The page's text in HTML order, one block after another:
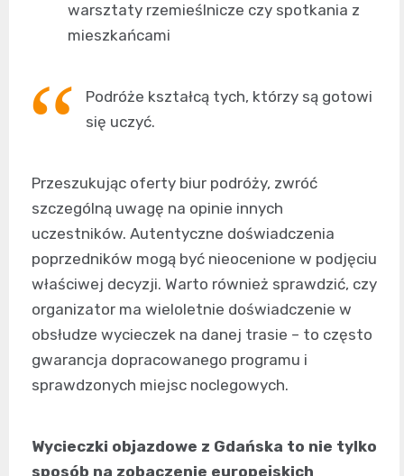
warsztaty rzemieślnicze czy spotkania z
mieszkańcami
Podróże kształcą tych, którzy są gotowi
się uczyć.
Przeszukując oferty biur podróży, zwróć
szczególną uwagę na opinie innych
uczestników. Autentyczne doświadczenia
poprzedników mogą być nieocenione w podjęciu
właściwej decyzji. Warto również sprawdzić, czy
organizator ma wieloletnie doświadczenie w
obsłudze wycieczek na danej trasie – to często
gwarancja dopracowanego programu i
sprawdzonych miejsc noclegowych.
Wycieczki objazdowe z Gdańska to nie tylko
sposób na zobaczenie europejskich